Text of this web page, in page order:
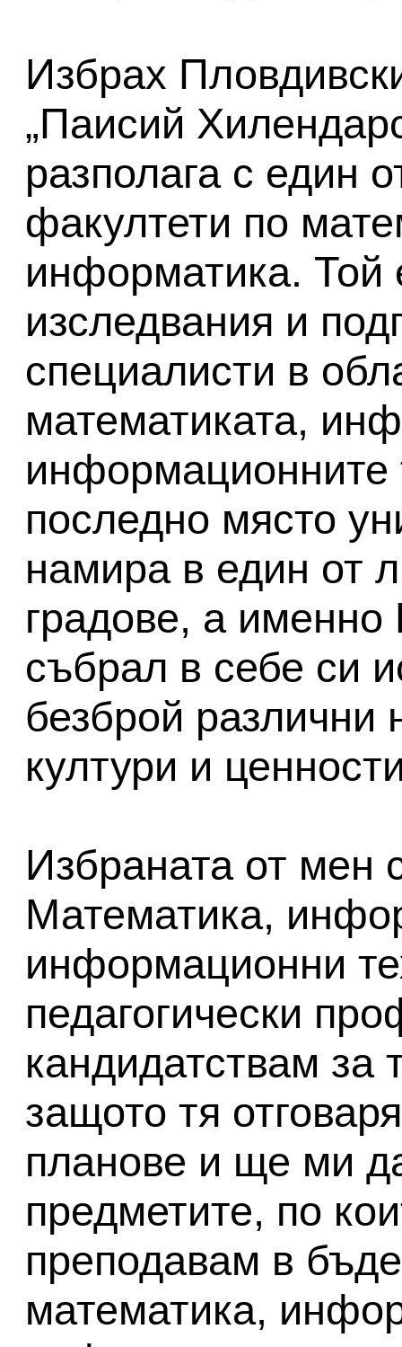
Избрах
„Паисий
разполага с един
факултети по
информатика. Той
изследвания и
специалисти в
математиката,
информационните
последно място
намира в един от
градове, а
събрал в себе си
безброй различни
култури и
Избраната от мен
Математика,
информационни
педагогически
кандидатствам за
защото тя
планове и ще ми
предметите, по
преподавам в
математика,